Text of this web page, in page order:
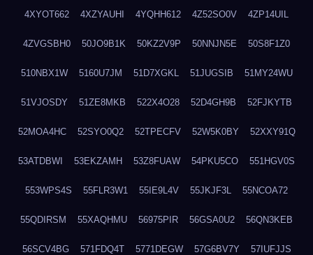
4XYOT662 4XZYAUHI 4YQHH612 4Z52SO0V 4ZP14UIL
4ZVGSBH0 50JO9B1K 50KZ2V9P 50NNJN5E 50S8F1Z0
510NBX1W 5160U7JM 51D7XGKL 51JUGSIB 51MY24WU
51VJOSDY 51ZE8MKB 522X4O28 52D4GH9B 52FJKYTB
52MOA4HC 52SYO0Q2 52TPECFV 52W5K0BY 52XXY91Q
53ATDBWI 53EKZAMH 53Z8FUAW 54PKU5CO 551HGV0S
553WPS4S 55FLR3W1 55IE9L4V 55JKJF3L 55NCOA72
55QDIRSM 55XAQHMU 56975PIR 56GSA0U2 56QN3KEB
56SCV4BG 571FDQ4T 5771DEGW 57G6BV7Y 57IUFJJS